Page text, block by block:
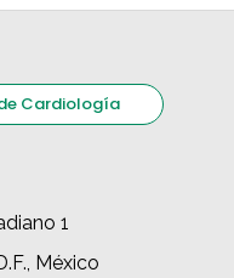
Cardiología
1
México